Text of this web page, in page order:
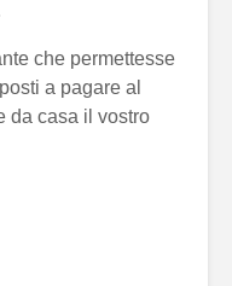
che permettesse
a pagare al
da casa il vostro